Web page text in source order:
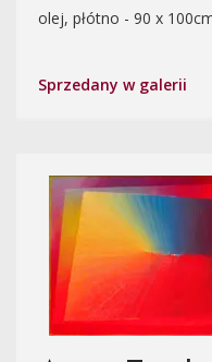
olej, płótno - 90 x
Sprzedany w galerii